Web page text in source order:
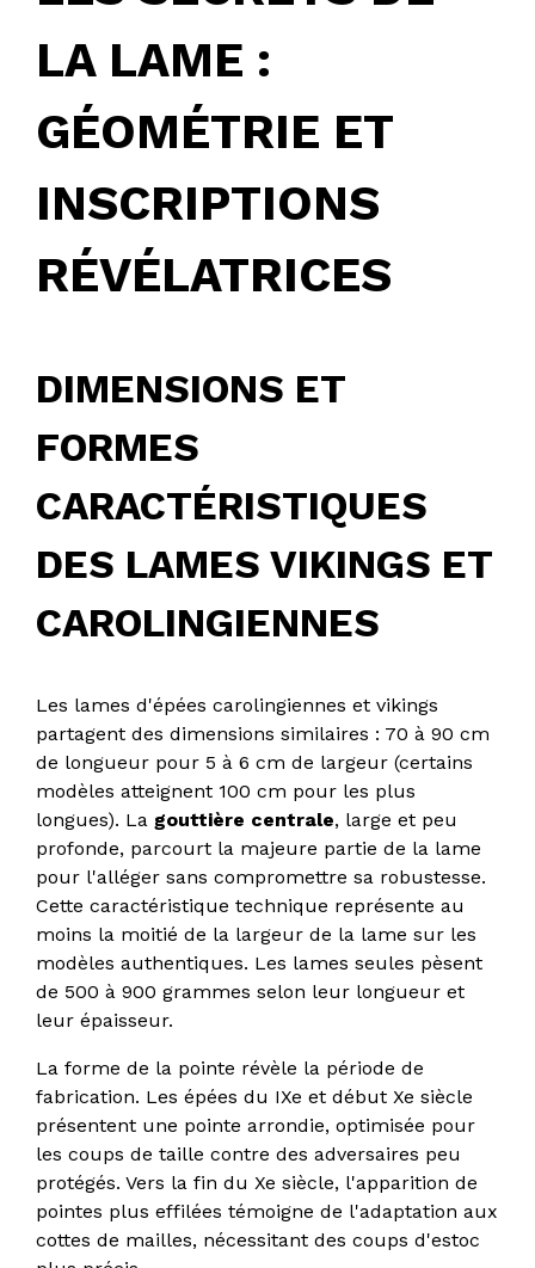
LA LAME :
GÉOMÉTRIE ET
INSCRIPTIONS
RÉVÉLATRICES
DIMENSIONS ET
FORMES
CARACTÉRISTIQUES
DES LAMES VIKINGS ET
CAROLINGIENNES
Les lames d'épées carolingiennes et vikings
partagent des dimensions similaires : 70 à 90 cm
de longueur pour 5 à 6 cm de largeur (certains
modèles atteignent 100 cm pour les plus
longues). La gouttière centrale, large et peu
profonde, parcourt la majeure partie de la lame
pour l'alléger sans compromettre sa robustesse.
Cette caractéristique technique représente au
moins la moitié de la largeur de la lame sur les
modèles authentiques. Les lames seules pèsent
de 500 à 900 grammes selon leur longueur et
leur épaisseur.
La forme de la pointe révèle la période de
fabrication. Les épées du IXe et début Xe siècle
présentent une pointe arrondie, optimisée pour
les coups de taille contre des adversaires peu
protégés. Vers la fin du Xe siècle, l'apparition de
pointes plus effilées témoigne de l'adaptation aux
cottes de mailles, nécessitant des coups d'estoc